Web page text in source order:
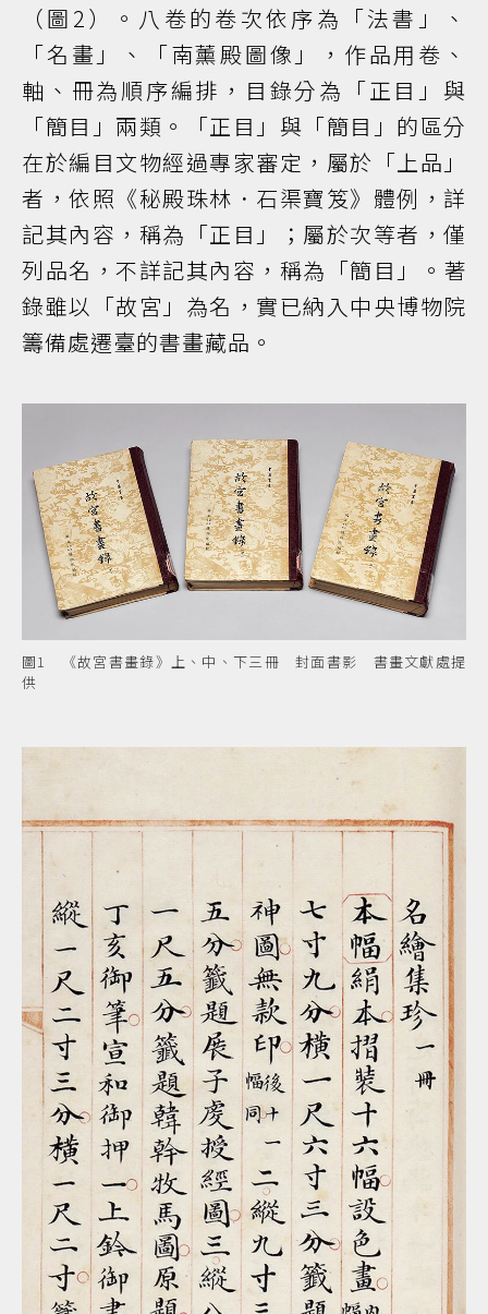
（圖2）。八卷的卷次依序為「法書」、
「名畫」、「南薰殿圖像」，作品用卷、
軸、冊為順序編排，目錄分為「正目」與
「簡目」兩類。「正目」與「簡目」的區分
在於編目文物經過專家審定，屬於「上品」
者，依照《秘殿珠林．石渠寶笈》體例，詳
記其內容，稱為「正目」；屬於次等者，僅
列品名，不詳記其內容，稱為「簡目」。著
錄雖以「故宮」為名，實已納入中央博物院
籌備處遷臺的書畫藏品。
圖1 《故宮書畫錄》上、中、下三冊 封面書影 書畫文獻處提
供